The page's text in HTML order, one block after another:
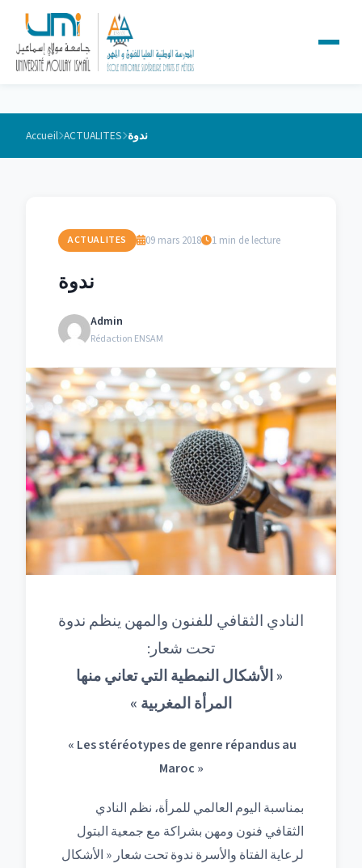
Accueil ACTUALITES ندوة
ACTUALITES 09 mars 2018 1 min de lecture
ندوة
Admin
Rédaction ENSAM
النادي الثقافي للفنون والمهن ينظم ندوة
تحت شعار:
« الأشكال النمطية التي تعاني منها
المرأة المغربية »
« Les stéréotypes de genre répandus au
Maroc »
بمناسبة اليوم العالمي للمرأة، نظم النادي
الثقافي فنون ومهن بشراكة مع جمعية البتول
لرعاية الفتاة والأسرة ندوة تحت شعار « الأشكال